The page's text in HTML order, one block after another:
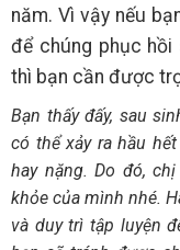
năm. Vì vậy nếu
để chúng phục
thì bạn cần được
Bạn thấy đấy, sau
có thể xảy ra hầu
hay nặng. Do đó,
khỏe của mình nhé.
và duy trì tập luyện